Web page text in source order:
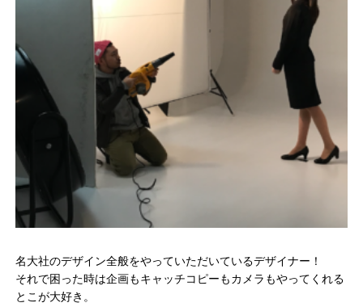
名大社のデザイン全般をやっていただいているデザイナー！
それで困った時は企画もキャッチコピーもカメラもやってくれる
とこが大好き。